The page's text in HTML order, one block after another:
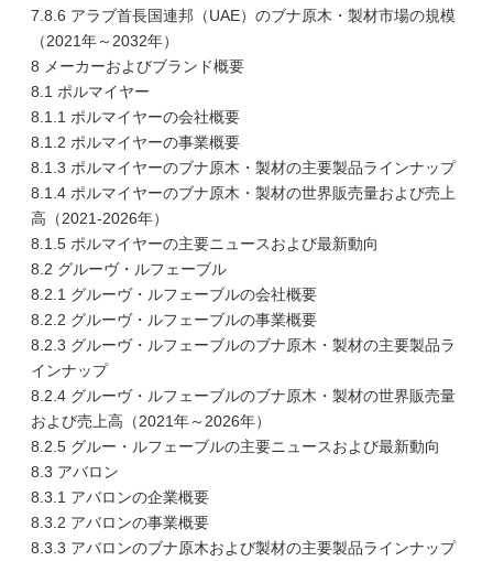
7.8.6 アラブ首長国連邦（UAE）のブナ原木・製材市場の規模
（2021年～2032年）
8 メーカーおよびブランド概要
8.1 ポルマイヤー
8.1.1 ポルマイヤーの会社概要
8.1.2 ポルマイヤーの事業概要
8.1.3 ポルマイヤーのブナ原木・製材の主要製品ラインナップ
8.1.4 ポルマイヤーのブナ原木・製材の世界販売量および売上
高（2021-2026年）
8.1.5 ポルマイヤーの主要ニュースおよび最新動向
8.2 グルーヴ・ルフェーブル
8.2.1 グルーヴ・ルフェーブルの会社概要
8.2.2 グルーヴ・ルフェーブルの事業概要
8.2.3 グルーヴ・ルフェーブルのブナ原木・製材の主要製品ラ
インナップ
8.2.4 グルーヴ・ルフェーブルのブナ原木・製材の世界販売量
および売上高（2021年～2026年）
8.2.5 グルー・ルフェーブルの主要ニュースおよび最新動向
8.3 アバロン
8.3.1 アバロンの企業概要
8.3.2 アバロンの事業概要
8.3.3 アバロンのブナ原木および製材の主要製品ラインナップ